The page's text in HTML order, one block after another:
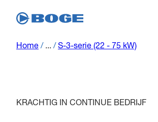
Home / ... / S-3-serie (22 - 75 kW)
KRACHTIG IN CONTINUE BEDRIJF